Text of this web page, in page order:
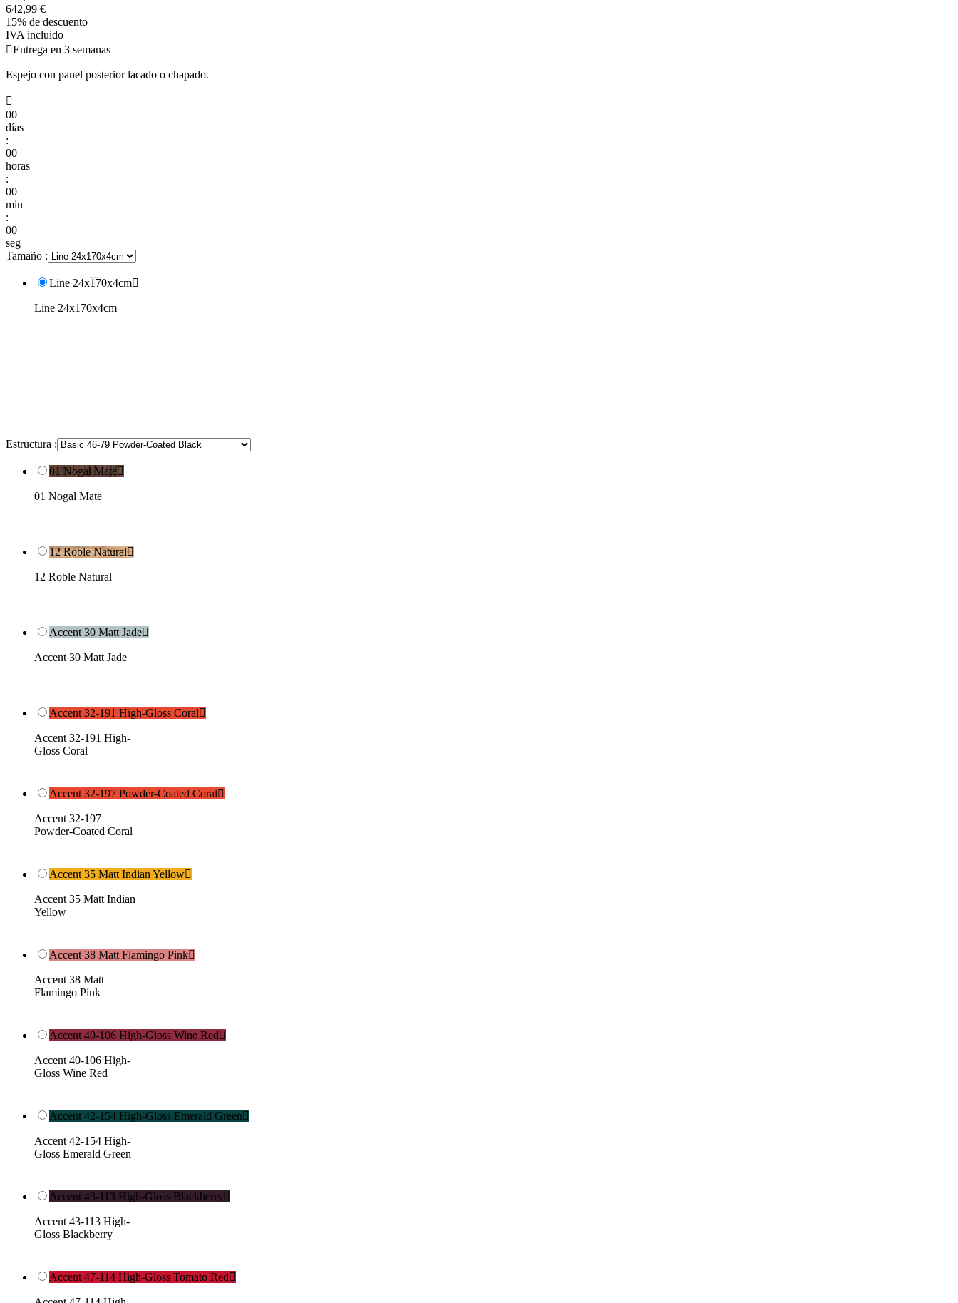
642,99 €
15% de descuento
IVA incluido
Entrega en 3 semanas
Espejo con panel posterior lacado o chapado.

00
días
:
00
horas
:
00
min
:
00
seg
Tamaño :
Line 24x170x4cm
Line 24x170x4cm
Estructura :
01 Nogal Mate
01 Nogal Mate
12 Roble Natural
12 Roble Natural
Accent 30 Matt Jade
Accent 30 Matt Jade
Accent 32-191 High-Gloss Coral
Accent 32-191 High-
Gloss Coral
Accent 32-197 Powder-Coated Coral
Accent 32-197
Powder-Coated Coral
Accent 35 Matt Indian Yellow
Accent 35 Matt Indian
Yellow
Accent 38 Matt Flamingo Pink
Accent 38 Matt
Flamingo Pink
Accent 40-106 High-Gloss Wine Red
Accent 40-106 High-
Gloss Wine Red
Accent 42-154 High-Gloss Emerald Green
Accent 42-154 High-
Gloss Emerald Green
Accent 43-113 High-Gloss Blackberry
Accent 43-113 High-
Gloss Blackberry
Accent 47-114 High-Gloss Tomato Red